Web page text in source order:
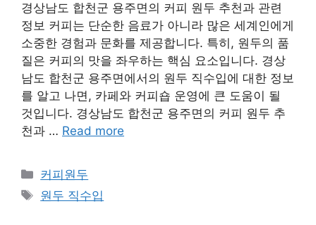
경상남도 합천군 용주면의 커피 원두 추천과 관련
정보 커피는 단순한 음료가 아니라 많은 세계인에게
소중한 경험과 문화를 제공합니다. 특히, 원두의 품
질은 커피의 맛을 좌우하는 핵심 요소입니다. 경상
남도 합천군 용주면에서의 원두 직수입에 대한 정보
를 알고 나면, 카페와 커피숍 운영에 큰 도움이 될
것입니다. 경상남도 합천군 용주면의 커피 원두 추
천과 … Read more
카
테
커피원두
태
원두 직수입